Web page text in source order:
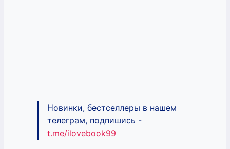
Новинки, бестселлеры в нашем
телеграм, подпишись -
t.me/ilovebook99